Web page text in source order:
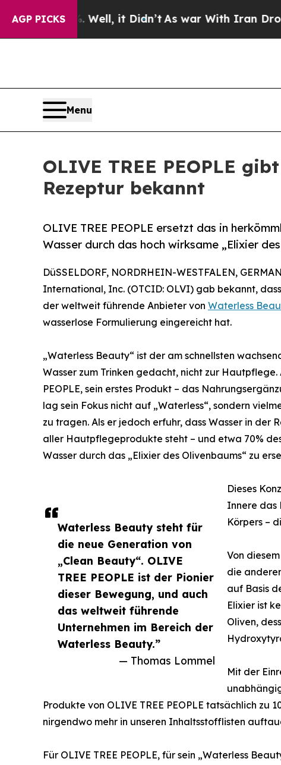
AGP PICKS
Well, it Didn’tAs war With Iran Drove oil
Menu
OLIVE TREE PEOPLE
Rezeptur bekannt
OLIVE TREE PEOPLE ersetzt das in
Wasser durch das hoch wirksame „Elixier
Waterless Beauty steht für
die neue Generation von
„Clean Beauty“. OLIVE
TREE PEOPLE ist der Pionier
dieser Bewegung, und auch
das weltweit führende
Unternehmen im Bereich der
Waterless Beauty.”
— Thomas Lommel
DüSSELDORF, NORDRHEIN-WESTFALEN,
International, Inc. (OTCID: OLVI) gab bekannt,
der weltweit führende Anbieter von Waterless
wasserlose Formulierung eingereicht hat.
„Waterless Beauty“ ist der am schnellsten
Wasser zum Trinken gedacht, nicht zur Hautpflege.
PEOPLE, sein erstes Produkt – das
lag sein Fokus nicht auf „Waterless“, sondern
zu tragen. Als er jedoch erfuhr, dass Wasser in
aller Hautpflegeprodukte steht – und etwa 70%
Wasser durch das „Elixier des Olivenbaums“ zu
Dieses
Innere das
Körpers –
Von
die
auf Basis
Elixier ist
Oliven,
Mit der
Produkte von OLIVE TREE PEOPLE tatsächlich zu
nirgendwo mehr in unseren Inhaltsstofflisten
Für OLIVE TREE PEOPLE, für sein „Waterless